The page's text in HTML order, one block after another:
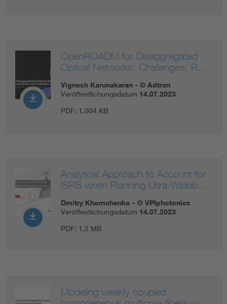
OpenROADM for Disaggregated
Optical Networks: Challenges, R…
Vignesh Karunakaran - © Adtran
Veröffentlichungsdatum 14.07.2023
PDF: 1.004 KB
Analytical Approach to Account for
ISRS when Planning Ultra-Wideb…
Dmitry Khomchenko - © VPIphotonics
Veröffentlichungsdatum 14.07.2023
PDF: 1,2 MB
Modeling weakly coupled